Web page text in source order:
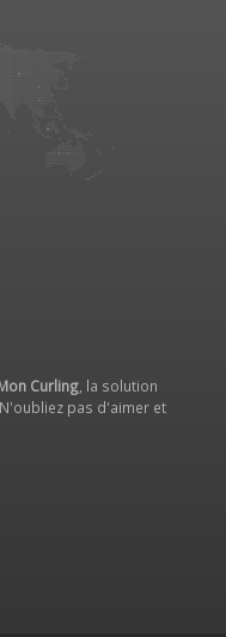
Curling , la solution
pas d'aimer et